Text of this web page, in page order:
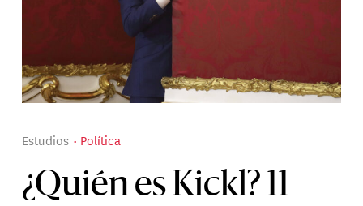
¿Quién es Kickl? 11
Estudios Política